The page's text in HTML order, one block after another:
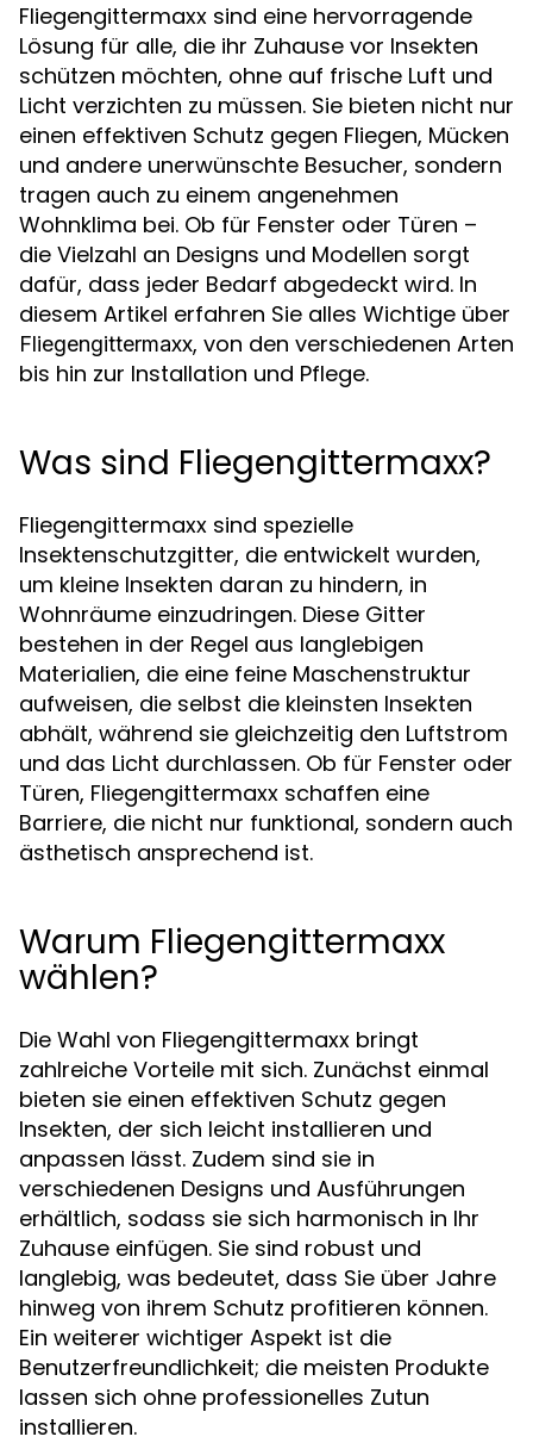
Fliegengittermaxx sind eine hervorragende
Lösung für alle, die ihr Zuhause vor Insekten
schützen möchten, ohne auf frische Luft und
Licht verzichten zu müssen. Sie bieten nicht nur
einen effektiven Schutz gegen Fliegen, Mücken
und andere unerwünschte Besucher, sondern
tragen auch zu einem angenehmen
Wohnklima bei. Ob für Fenster oder Türen –
die Vielzahl an Designs und Modellen sorgt
dafür, dass jeder Bedarf abgedeckt wird. In
diesem Artikel erfahren Sie alles Wichtige über
Fliegengittermaxx, von den verschiedenen Arten
bis hin zur Installation und Pflege.
Was sind Fliegengittermaxx?
Fliegengittermaxx sind spezielle
Insektenschutzgitter, die entwickelt wurden,
um kleine Insekten daran zu hindern, in
Wohnräume einzudringen. Diese Gitter
bestehen in der Regel aus langlebigen
Materialien, die eine feine Maschenstruktur
aufweisen, die selbst die kleinsten Insekten
abhält, während sie gleichzeitig den Luftstrom
und das Licht durchlassen. Ob für Fenster oder
Türen, Fliegengittermaxx schaffen eine
Barriere, die nicht nur funktional, sondern auch
ästhetisch ansprechend ist.
Warum Fliegengittermaxx
wählen?
Die Wahl von Fliegengittermaxx bringt
zahlreiche Vorteile mit sich. Zunächst einmal
bieten sie einen effektiven Schutz gegen
Insekten, der sich leicht installieren und
anpassen lässt. Zudem sind sie in
verschiedenen Designs und Ausführungen
erhältlich, sodass sie sich harmonisch in Ihr
Zuhause einfügen. Sie sind robust und
langlebig, was bedeutet, dass Sie über Jahre
hinweg von ihrem Schutz profitieren können.
Ein weiterer wichtiger Aspekt ist die
Benutzerfreundlichkeit; die meisten Produkte
lassen sich ohne professionelles Zutun
installieren.